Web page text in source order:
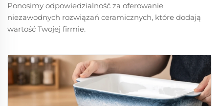
Ponosimy odpowiedzialność za oferowanie
niezawodnych rozwiązań ceramicznych, które dodają
wartość Twojej firmie.